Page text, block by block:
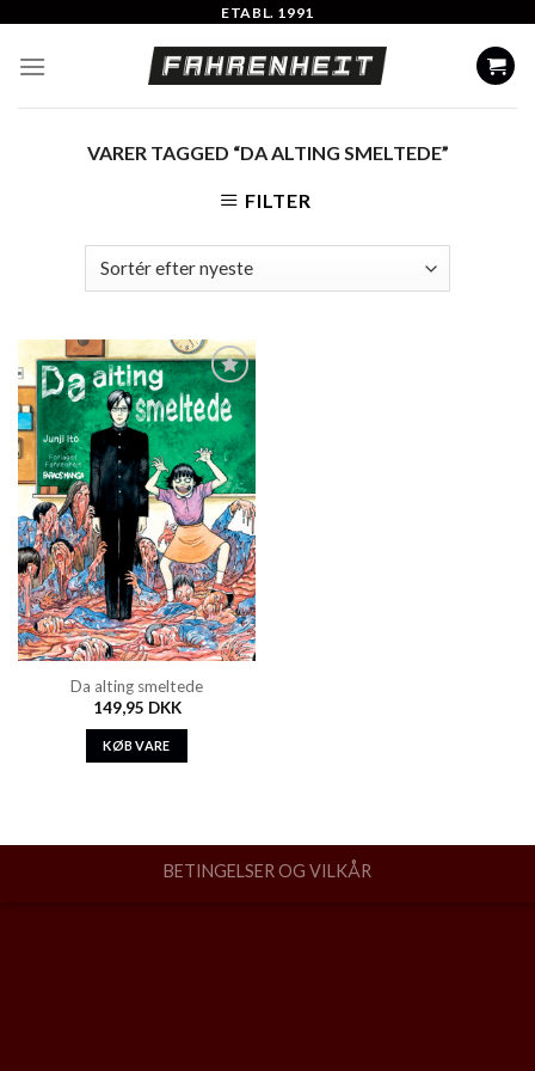
content
ETABL. 1991
VARER TAGGED “DA ALTING SMELTEDE”
FILTER
Add to
Wishlist
Da alting smeltede
149,95 DKK
KØB VARE
BETINGELSER OG VILKÅR